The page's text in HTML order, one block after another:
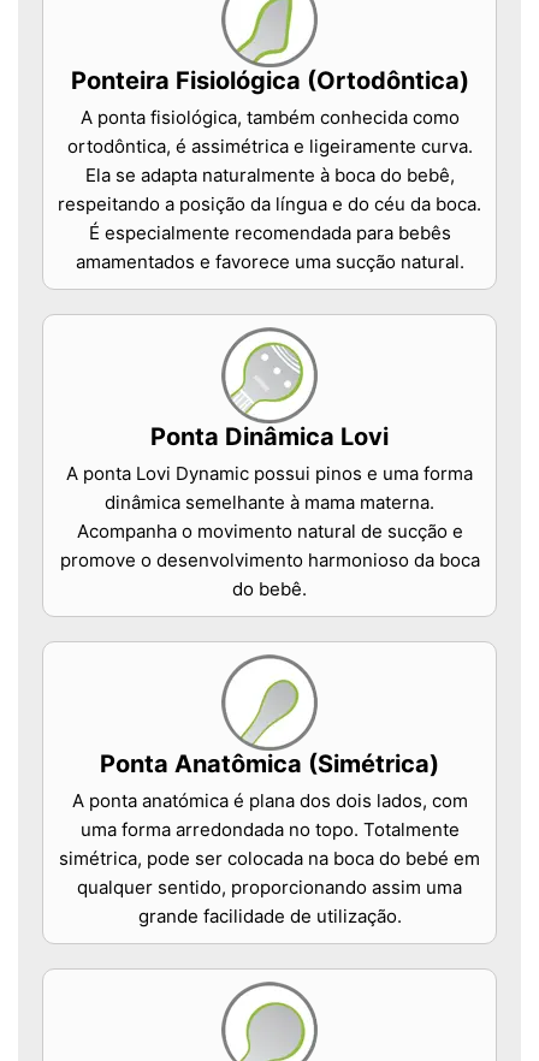
Ponteira Fisiológica (Ortodôntica)
A ponta fisiológica, também conhecida como
ortodôntica, é assimétrica e ligeiramente curva.
Ela se adapta naturalmente à boca do bebê,
respeitando a posição da língua e do céu da boca.
É especialmente recomendada para bebês
amamentados e favorece uma sucção natural.
Ponta Dinâmica Lovi
A ponta Lovi Dynamic possui pinos e uma forma
dinâmica semelhante à mama materna.
Acompanha o movimento natural de sucção e
promove o desenvolvimento harmonioso da boca
do bebê.
Ponta Anatômica (Simétrica)
A ponta anatómica é plana dos dois lados, com
uma forma arredondada no topo. Totalmente
simétrica, pode ser colocada na boca do bebé em
qualquer sentido, proporcionando assim uma
grande facilidade de utilização.